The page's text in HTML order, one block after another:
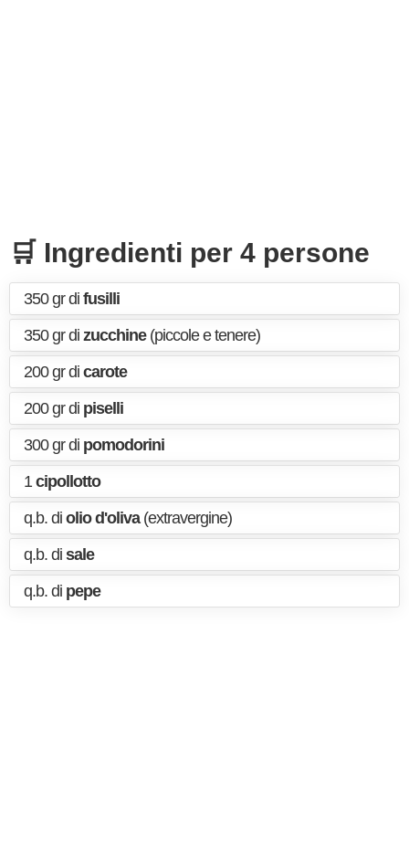
🛒 Ingredienti per 4 persone
350 gr di fusilli
350 gr di zucchine(piccole e tenere)
200 gr di carote
200 gr di piselli
300 gr di pomodorini
1cipollotto
q.b. di olio d'oliva(extravergine)
q.b. di sale
q.b. di pepe